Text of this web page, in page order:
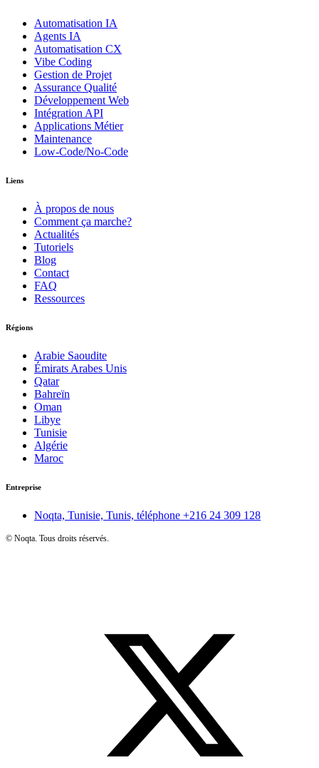
Automatisation IA
Agents IA
Automatisation CX
Vibe Coding
Gestion de Projet
Assurance Qualité
Développement Web
Intégration API
Applications Métier
Maintenance
Low-Code/No-Code
Liens
À propos de nous
Comment ça marche?
Actualités
Tutoriels
Blog
Contact
FAQ
Ressources
Régions
Arabie Saoudite
Émirats Arabes Unis
Qatar
Bahreïn
Oman
Libye
Tunisie
Algérie
Maroc
Entreprise
Noqta, Tunisie, Tunis, téléphone +216 24 309 128
© Noqta. Tous droits réservés.